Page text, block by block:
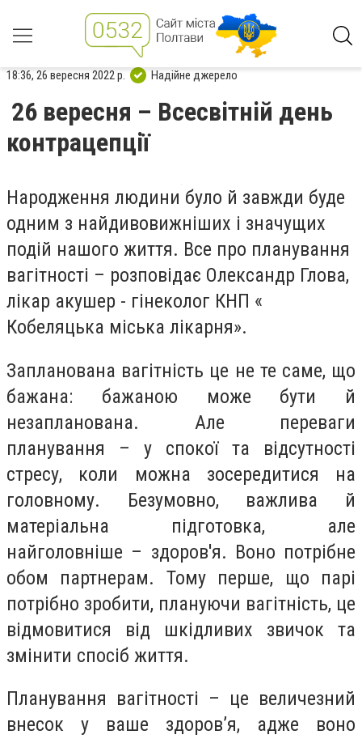
18:36, 26 вересня 2022 р. Надійне джерело
26 вересня – Всесвітній день
контрацепції
Народження людини було й завжди буде
одним з найдивовижніших і значущих
подій нашого життя. Все про планування
вагітності – розповідає Олександр Глова,
лікар акушер - гінеколог КНП «
Кобеляцька міська лікарня».
Запланована вагітність це не те саме, що
бажана: бажаною може бути й
незапланована. Але переваги
планування – у спокої та відсутності
стресу, коли можна зосередитися на
головному. Безумовно, важлива й
матеріальна підготовка, але
найголовніше – здоров'я. Воно потрібне
обом партнерам. Тому перше, що парі
потрібно зробити, плануючи вагітність, це
відмовитися від шкідливих звичок та
змінити спосіб життя.
Планування вагітності – це величезний
внесок у ваше здоров’я, адже воно